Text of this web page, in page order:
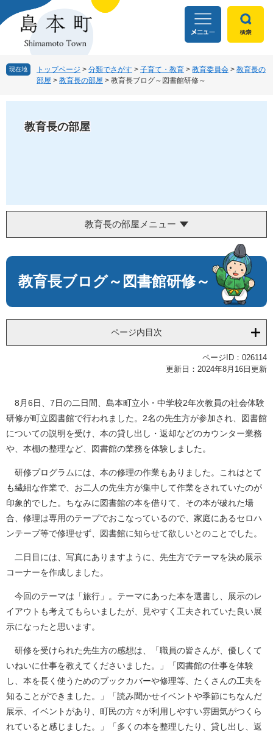
ー
ニ
現在地 トップページ > 分類でさがす > 子育て・教育 > 教育委員会 > 教育長の
部屋 > 教育長の部屋 > 教育長ブログ～図書館研修～
教育長の部屋
教育長の部屋メニュー
文
教育長ブログ～図書館研修～
ページ内目次
ページID：026114
更新日：2024年8月16日更新
8月6日、7日の二日間、島本町立小・中学校2年次教員の社会体験
研修が町立図書館で行われました。2名の先生方が参加され、図書館
についての説明を受け、本の貸し出し・返却などのカウンター業務
や、本棚の整理など、図書館の業務を体験しました。
研修プログラムには、本の修理の作業もありました。これはとて
も繊細な作業で、お二人の先生方が集中して作業をされていたのが
印象的でした。ちなみに図書館の本を借りて、その本が破れた場
合、修理は専用のテープでおこなっているので、家庭にあるセロハ
ンテープ等で修理せず、図書館に知らせて欲しいとのことでした。
二日目には、写真にありますように、先生方でテーマを決め展示
コーナーを作成しました。
今回のテーマは「旅行」。テーマにあった本を選書し、展示のレ
イアウトも考えてもらいましたが、見やすく工夫されていた良い展
示になったと思います。
研修を受けられた先生方の感想は、「職員の皆さんが、優しくて
いねいに仕事を教えてくださいました。」「図書館の仕事を体験
し、本を長く使うためのブックカバーや修理等、たくさんの工夫を
知ることができました。」「読み聞かせイベントや季節にちなんだ
展示、イベントがあり、町民の方々が利用しやすい雰囲気がつくら
れていると感じました。」「多くの本を整理したり、貸し出し、返